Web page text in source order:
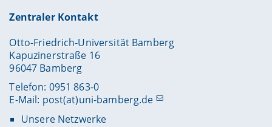
Zentraler Kontakt
Otto-Friedrich-Universität Bamberg
Kapuzinerstraße 16
96047 Bamberg
Telefon: 0951 863-0
E-Mail: post(at)uni-bamberg.de
Unsere Netzwerke